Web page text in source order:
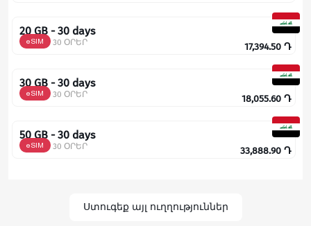
20 GB - 30 days
eSIM 30 ՕՐԵՐ 17,394.50 Դ
30 GB - 30 days
eSIM 30 ՕՐԵՐ 18,055.60 Դ
50 GB - 30 days
eSIM 30 ՕՐԵՐ 33,888.90 Դ
Ստուգեք այլ ուղղություններ